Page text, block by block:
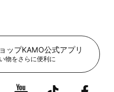
ップKAMO公式アプリ
物をさらに便利に